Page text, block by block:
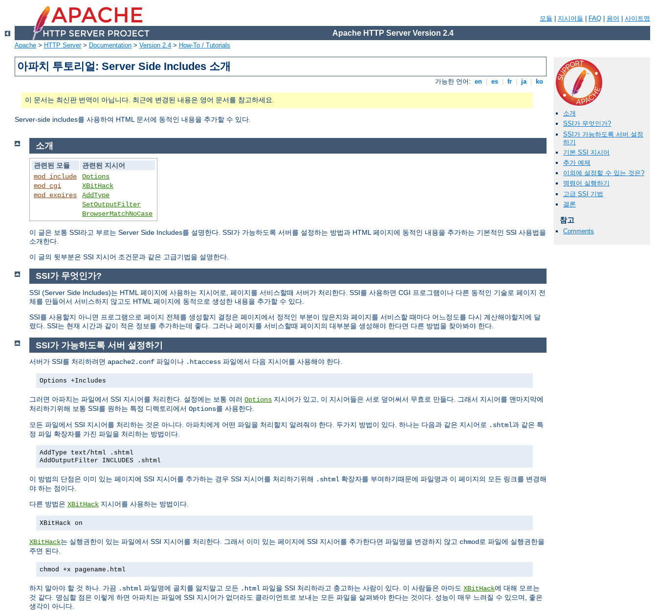
모듈 지시어들 FAQ 용어 사이트맵
Apache HTTP Server Version 2.4
Apache > HTTP Server> Documentation > Version 2.4 > How-To / Tutorials
아파치 투토리얼: Server Side Includes 소개
가능한 언어: en es fr ja ko
이 문서는 최신판 번역이 아닙니다. 최근에 변경된 내용은 영어 문서를 참고하세요.
Server-side includes를 사용하여 HTML 문서에 동적인 내용을 추가할 수 있다.
소개
SSI가 무엇인가?
SSI가 가능하도록 서버 설정
하기
기본 SSI 지시어
추가 예제
이외에 설정할 수 있는 것은?
명령어 실행하기
고급 SSI 기법
결론
참고
Comments
소개
관련된 모듈
관련된 지시어
mod_include
mod_cgi
mod_expires
Options
XBitHack
AddType
SetOutputFilter
BrowserMatchNoCase
이 글은 보통 SSI라고 부르는 Server Side Includes를 설명한다. SSI가 가능하도록 서버를 설정하는 방법과 HTML 페이지에 동적인 내용을 추가하는 기본적인 SSI 사용법을
소개한다.
이 글의 뒷부분은 SSI 지시어 조건문과 같은 고급기법을 설명한다.
SSI가 무엇인가?
SSI (Server Side Includes)는 HTML 페이지에 사용하는 지시어로, 페이지를 서비스할때 서버가 처리한다. SSI를 사용하면 CGI 프로그램이나 다른 동적인 기술로 페이지 전
체를 만들어서 서비스하지 않고도 HTML 페이지에 동적으로 생성한 내용을 추가할 수 있다.
SSI를 사용할지 아니면 프로그램으로 페이지 전체를 생성할지 결정은 페이지에서 정적인 부분이 많은지와 페이지를 서비스할 때마다 어느정도를 다시 계산해야할지에 달
렸다. SSI는 현재 시간과 같이 적은 정보를 추가하는데 좋다. 그러나 페이지를 서비스할때 페이지의 대부분을 생성해야 한다면 다른 방법을 찾아봐야 한다.
SSI가 가능하도록 서버 설정하기
서버가 SSI를 처리하려면 apache2.conf 파일이나 .htaccess 파일에서 다음 지시어를 사용해야 한다.
Options +Includes
그러면 아파치는 파일에서 SSI 지시어를 처리한다. 설정에는 보통 여러 Options 지시어가 있고, 이 지시어들은 서로 덮어써서 무효로 만들다. 그래서 지시어를 맨마지막에
처리하기위해 보통 SSI를 원하는 특정 디렉토리에서 Options를 사용한다.
모든 파일에서 SSI 지시어를 처리하는 것은 아니다. 아파치에게 어떤 파일을 처리할지 알려줘야 한다. 두가지 방법이 있다. 하나는 다음과 같은 지시어로 .shtml과 같은 특
정 파일 확장자를 가진 파일을 처리하는 방법이다.
AddType text/html .shtml
AddOutputFilter INCLUDES .shtml
이 방법의 단점은 이미 있는 페이지에 SSI 지시어를 추가하는 경우 SSI 지시어를 처리하기위해 .shtml 확장자를 부여하기때문에 파일명과 이 페이지의 모든 링크를 변경해
야 하는 점이다.
다른 방법은 XBitHack 지시어를 사용하는 방법이다.
XBitHack on
XBitHack는 실행권한이 있는 파일에서 SSI 지시어를 처리한다. 그래서 이미 있는 페이지에 SSI 지시어를 추가한다면 파일명을 변경하지 않고 chmod로 파일에 실행권한을
주면 된다.
chmod +x pagename.html
하지 말아야 할 것 하나. 가끔 .shtml 파일명에 골치를 앓지말고 모든 .html 파일을 SSI 처리하라고 충고하는 사람이 있다. 이 사람들은 아마도 XBitHack에 대해 모르는
것 같다. 명심할 점은 이렇게 하면 아파치는 파일에 SSI 지시어가 없더라도 클라이언트로 보내는 모든 파일을 살펴봐야 한다는 것이다. 성능이 매우 느려질 수 있으며, 좋은
생각이 아니다.